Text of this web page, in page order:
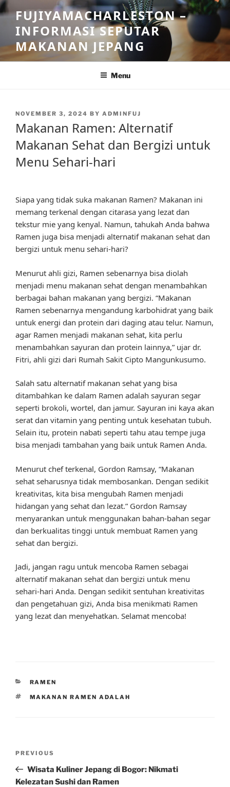
Skip
to
content
FUJIYAMACHARLESTON –
INFORMASI SEPUTAR
MAKANAN JEPANG
Menu
POSTED
NOVEMBER 3, 2024 BY ADMINFUJ
Makanan Ramen: Alternatif
Makanan Sehat dan Bergizi untuk
Menu Sehari-hari
Siapa yang tidak suka makanan Ramen? Makanan ini
memang terkenal dengan citarasa yang lezat dan
tekstur mie yang kenyal. Namun, tahukah Anda bahwa
Ramen juga bisa menjadi alternatif makanan sehat dan
bergizi untuk menu sehari-hari?
Menurut ahli gizi, Ramen sebenarnya bisa diolah
menjadi menu makanan sehat dengan menambahkan
berbagai bahan makanan yang bergizi. “Makanan
Ramen sebenarnya mengandung karbohidrat yang baik
untuk energi dan protein dari daging atau telur. Namun,
agar Ramen menjadi makanan sehat, kita perlu
menambahkan sayuran dan protein lainnya,” ujar dr.
Fitri, ahli gizi dari Rumah Sakit Cipto Mangunkusumo.
Salah satu alternatif makanan sehat yang bisa
ditambahkan ke dalam Ramen adalah sayuran segar
seperti brokoli, wortel, dan jamur. Sayuran ini kaya akan
serat dan vitamin yang penting untuk kesehatan tubuh.
Selain itu, protein nabati seperti tahu atau tempe juga
bisa menjadi tambahan yang baik untuk Ramen Anda.
Menurut chef terkenal, Gordon Ramsay, “Makanan
sehat seharusnya tidak membosankan. Dengan sedikit
kreativitas, kita bisa mengubah Ramen menjadi
hidangan yang sehat dan lezat.” Gordon Ramsay
menyarankan untuk menggunakan bahan-bahan segar
dan berkualitas tinggi untuk membuat Ramen yang
sehat dan bergizi.
Jadi, jangan ragu untuk mencoba Ramen sebagai
alternatif makanan sehat dan bergizi untuk menu
sehari-hari Anda. Dengan sedikit sentuhan kreativitas
dan pengetahuan gizi, Anda bisa menikmati Ramen
yang lezat dan menyehatkan. Selamat mencoba!
CATEGORIES
RAMEN
TAGS
MAKANAN RAMEN ADALAH
Previous
Post
PREVIOUS
Wisata Kuliner Jepang di Bogor: Nikmati
Kelezatan Sushi dan Ramen